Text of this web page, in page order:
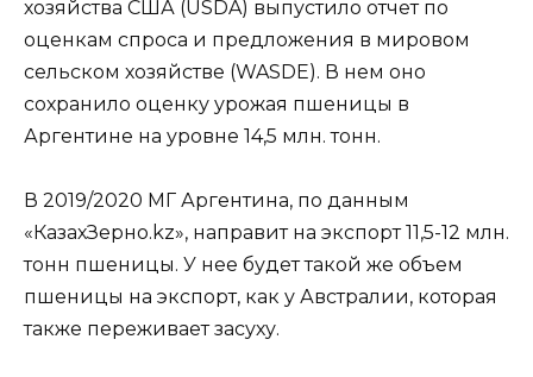
хозяйства США (USDA) выпустило отчет по
оценкам спроса и предложения в мировом
сельском хозяйстве (WASDE). В нем оно
сохранило оценку урожая пшеницы в
Аргентине на уровне 14,5 млн. тонн.
В 2019/2020 МГ Аргентина, по данным
«КазахЗерно.kz», направит на экспорт 11,5-12 млн.
тонн пшеницы. У нее будет такой же объем
пшеницы на экспорт, как у Австралии, которая
также переживает засуху.